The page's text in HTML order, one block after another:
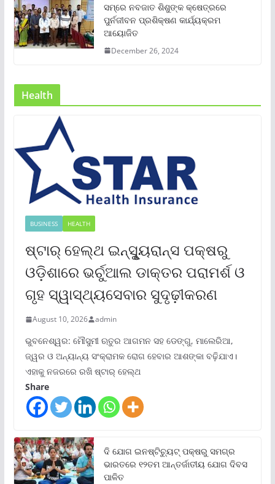
ସମ୍‌ରେ ନବଜାତ ଶିଶୁଙ୍କ କ୍ଷେତ୍ରରେ
ପୁର୍ନଜୀବନ ପ୍ରଶିକ୍ଷଣ କାର୍ଯ୍ୟକ୍ରମ
ଆୟୋଜିତ
December 26, 2024
Health
BUSINESS HEALTH
ଷ୍ଟାର୍ ହେଲ୍‌ଥ ଇନ୍‌ସୁୃ୍ୟରାନ୍ସ ପକ୍ଷରୁ
ଓଡ଼ିଶାରେ ଭର୍ଚୁଆଲ ଡାକ୍ତର ପରାମର୍ଶ ଓ
ଗୃହ ସ୍ୱାସ୍ଥ୍ୟସେବାର ସୁଦୃଢ଼ୀକରଣ
August 10, 2026 admin
ଭୁବନେଶ୍ୱର: ମୌସୁମୀ ଋତୁର ଆଗମନ ସହ ଡେଙ୍ଗୁ, ମାଲେରିଆ,
ଜ୍ୱର ଓ ଅନ୍ୟାନ୍ୟ ସଂକ୍ରାମକ ରୋଗ ହେବାର ଆଶଙ୍କା ବଢ଼ିଯାଏ।
ଏହାକୁ ନଜରରେ ରଖି ଷ୍ଟାର୍ ହେଲ୍‌ଥ
Share
ଦି ଯୋଗ ଇନଷ୍ଟିଚ୍ୟୁଟ୍ ପକ୍ଷରୁ ସମଗ୍ର
ଭାରତରେ ୧୨ତମ ଆନ୍ତର୍ଜାତୀୟ ଯୋଗ ଦିବସ
ପାଳିତ